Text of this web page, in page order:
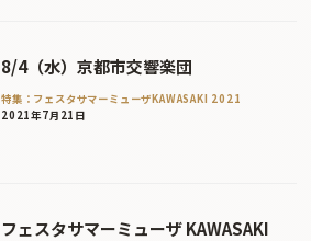
8/4（水）京都市交響楽団
特集：フェスタサマーミューザKAWASAKI 2021
2021年7月21日
フェスタサマーミューザ KAWASAKI